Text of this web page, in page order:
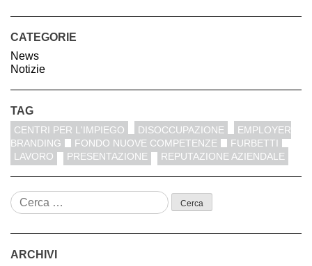
CATEGORIE
News
Notizie
TAG
CENTRI PER L'IMPIEGO DISOCCUPAZIONE
EMPLOYER
BRANDING
FONDO NUOVE COMPETENZE
FURBETTI
LAVORO
PRESENTAZIONE REPUTAZIONE AZIENDALE
Ricerca
per:
ARCHIVI